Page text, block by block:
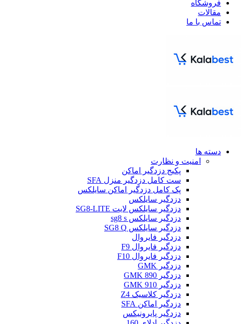
فروشگاه
مقالات
تماس با ما
دسته ها
امنیت و نظارت
پکیج دزدگیر اماکن
ست کامل دزدگیر منزل SFA
پک کامل دزدگیر اماکن سایلکس
دزدگیر سایلکس
دزدگیر سایلکس لایت SG8-LITE
دزدگیر سایلکس sg8 s
دزدگیر سایلکس SG8 Q
دزدگیر فایروال
دزدگیر فایروال F9
دزدگیر فایروال F10
دزدگیر GMK
دزدگیر GMK 890
دزدگیر GMK 910
دزدگیر کلاسیک Z4
دزدگیر اماکن SFA
دزدگیر پایرونیکس